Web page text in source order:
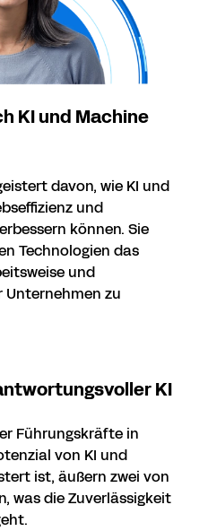
KI und Machine
davon, wie KI und
und
können. Sie
Technologien das
und
zu
KI
Führungskräfte in
von KI und
ist, äußern zwei von
was die Zuverlässigkeit